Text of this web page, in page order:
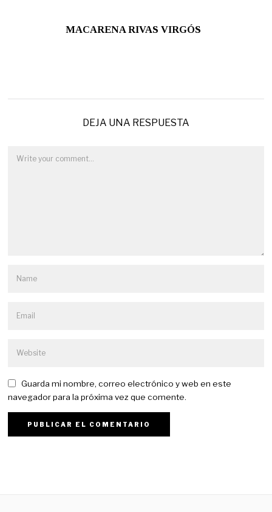
MACARENA RIVAS VIRGÓS
DEJA UNA RESPUESTA
Guarda mi nombre, correo electrónico y web en este
navegador para la próxima vez que comente.